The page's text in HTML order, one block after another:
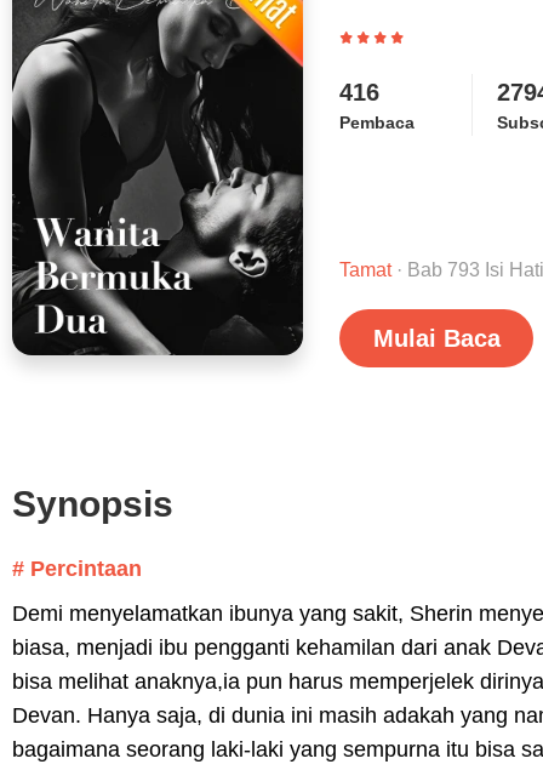
416
Pembaca
Tamat· Bab 793 Isi
Mulai Baca
Synopsis
# Percintaan
Demi menyelamatkan ibunya yang sakit, Sherin
biasa, menjadi ibu pengganti kehamilan dari anak
bisa melihat anaknya,ia pun harus memperjelek
Devan. Hanya saja, di dunia ini masih adakah yang
bagaimana seorang laki-laki yang sempurna itu bisa